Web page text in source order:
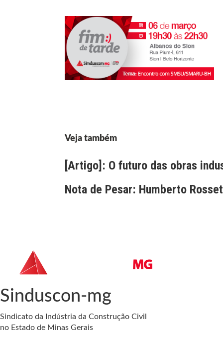
Veja também
[Artigo]: O futuro das obras
Nota de Pesar: Humberto
Sinduscon-mg
Sindicato da Indústria da Construção Civil
no Estado de Minas Gerais